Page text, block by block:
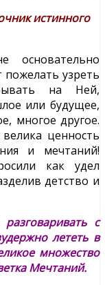
истинного
узреть
на Ней,
или будущее,
многое другое.
ценность
и мечтаний!
как удел
детство и
с
лететь в
множество
Мечтаний.